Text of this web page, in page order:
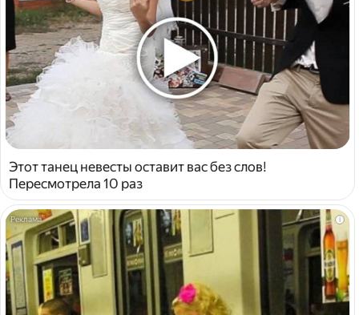
Этот танец невесты оставит вас без слов!
Пересмотрела 10 раз
i